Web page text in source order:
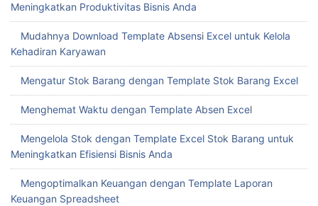
Meningkatkan Produktivitas Bisnis Anda
Mudahnya Download Template Absensi Excel untuk Kelola
Kehadiran Karyawan
Mengatur Stok Barang dengan Template Stok Barang Excel
Menghemat Waktu dengan Template Absen Excel
Mengelola Stok dengan Template Excel Stok Barang untuk
Meningkatkan Efisiensi Bisnis Anda
Mengoptimalkan Keuangan dengan Template Laporan
Keuangan Spreadsheet